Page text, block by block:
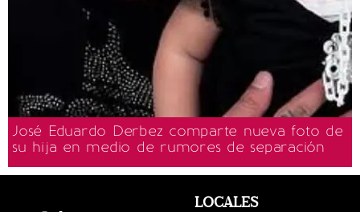
José Eduardo Derbez comparte nueva foto de
su hija en medio de rumores de separación
LOCALES